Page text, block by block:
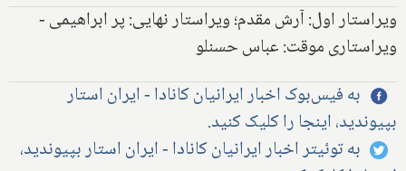
ویراستار اول: آرش مقدم؛ ویراستار نهایی: پر ابراهیمی -
ویراستاری موقت: عباس حسنلو
به فیس‌بوک اخبار ایرانیان کانادا - ایران استار
بپیوندید، اینجا را کلیک کنید.
به توئیتر اخبار ایرانیان کانادا - ایران استار بپیوندید،